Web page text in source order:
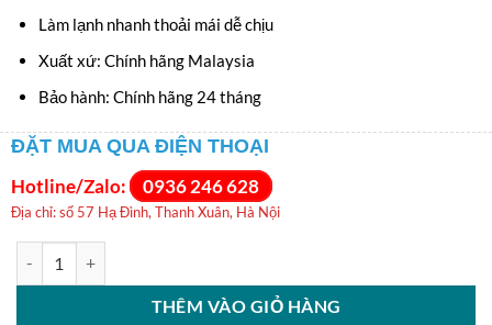
Làm lạnh nhanh thoải mái dễ chịu
Xuất xứ: Chính hãng Malaysia
Bảo hành: Chính hãng 24 tháng
ĐẶT MUA QUA ĐIỆN THOẠI
Hotline/Zalo: 0936 246 628
Địa chỉ: số 57 Hạ Đình, Thanh Xuân, Hà Nội
THÊM VÀO GIỎ HÀNG